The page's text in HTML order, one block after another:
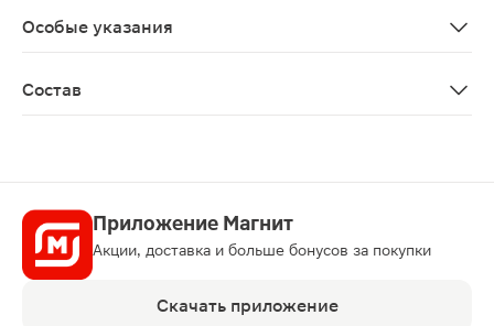
Особые указания
Состав
Приложение Магнит
Акции, доставка и больше бонусов за покупки
Скачать приложение